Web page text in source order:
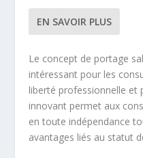
EN SAVOIR PLUS
Le concept de portage
intéressant pour les
liberté professionnelle et
innovant permet aux
en toute indépendance
avantages liés au statut